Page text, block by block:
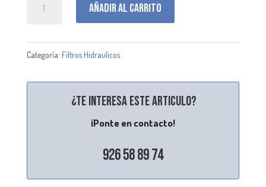
Añadir al carrito
Categoría: Filtros Hidraulicos
¿Te interesa este articulo?
¡Ponte en contacto!
926 58 89 74